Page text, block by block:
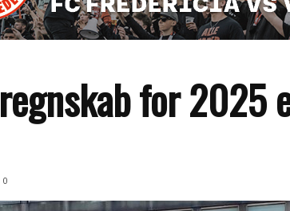
for
0